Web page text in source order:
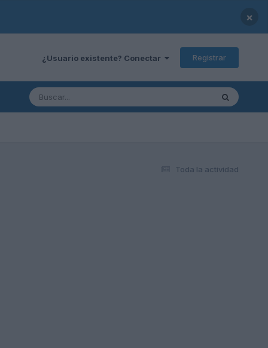
×
¿Usuario existente? Conectar Registrar
Toda la actividad